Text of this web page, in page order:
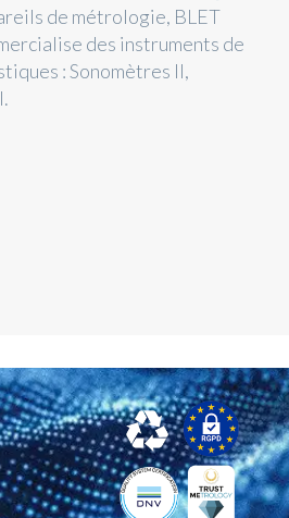
de métrologie, BLET
des instruments de
: Sonomètres II,